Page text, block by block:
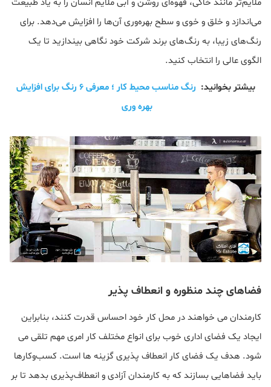
ملایم‌تر مانند خاکی، قهوه‌ای روشن و آبی ملایم انسان را به یاد طبیعت
می‌اندازد و خلق و خوی و سطح بهره‌وری آن‌ها را افزایش می‌دهد. برای
رنگ‌های زیبا، به رنگ‌های برند شرکت خود نگاهی بیندازید تا یک
الگوی عالی را انتخاب کنید.
بیشتر بخوانید:
رنگ مناسب محیط کار ؛ معرفی ۶ رنگ برای افزایش
بهره وری
فضاهای چند منظوره و انعطاف پذیر
کارمندان می خواهند در محل کار خود احساس قدرت کنند، بنابراین
ایجاد یک فضای اداری خوب برای انواع مختلف کار امری مهم تلقی می
شود. هدف یک فضای کار انعطاف پذیری گزینه ها است. کسب‌وکارها
باید فضاهایی بسازند که به کارمندان آزادی و انعطاف‌پذیری بدهد تا بر